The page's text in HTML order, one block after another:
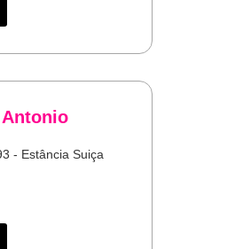
Antonio
- Estância Suiça